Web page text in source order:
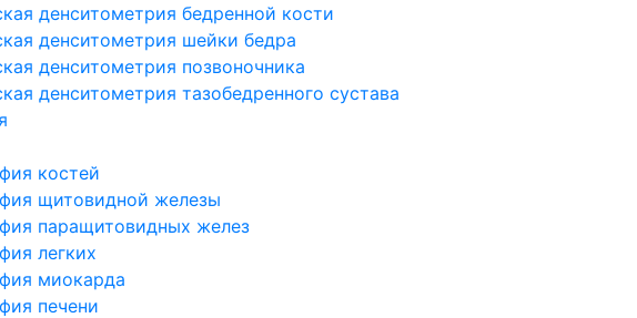
денситометрия бедренной кости
денситометрия шейки бедра
денситометрия позвоночника
денситометрия тазобедренного сустава
костей
щитовидной железы
паращитовидных желез
легких
миокарда
печени